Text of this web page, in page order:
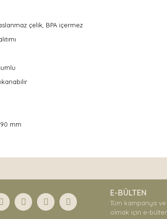
çelik, BPA içermez
mm
eksik bilgiler bulunuyor.
E-BÜLTEN
Tüm kampanya
olmak için e-